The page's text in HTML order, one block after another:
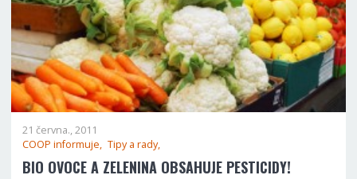
21 června., 2011
COOP informuje, Tipy a rady,
BIO OVOCE A ZELENINA OBSAHUJE PESTICIDY!